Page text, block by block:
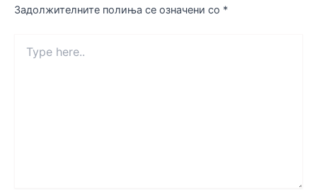
Задолжителните полиња се означени со *
here..